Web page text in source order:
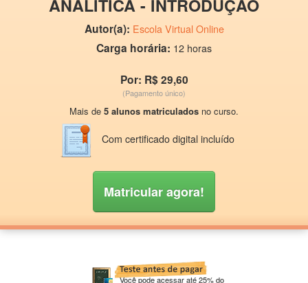
ANALÍTICA - INTRODUÇÃO
Autor(a): Escola Virtual Online
Carga horária: 12 horas
Por: R$ 29,60
(Pagamento único)
Mais de 5 alunos matriculados no curso.
Com certificado digital incluído
Matricular agora!
Você pode acessar até 25% do